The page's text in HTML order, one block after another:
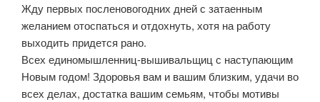
Жду первых посленовогодних дней с затаенным
желанием отоспаться и отдохнуть, хотя на работу
выходить придется рано.
Всех единомышленниц-вышивальщиц с наступающим
Новым годом! Здоровья вам и вашим близким, удачи во
всех делах, достатка вашим семьям, чтобы мотивы